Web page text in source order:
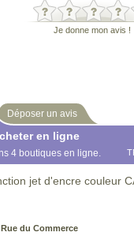
Je donne mon avis !
Déposer un avis
en ligne
4 boutiques en ligne.
jet d'encre couleur
Rue du Commerce